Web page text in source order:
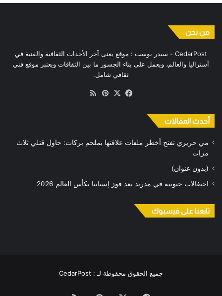
من نحن
CedarPost - سيدر بوست : موقع يعنى آخر الأحداث الثقافية والفنية في
أستراليا والعالم، ويعمل على بناء الجسور ما بين الثقافات ويعتبر موقع فني
ثقافي شامل.
فيسبوك
‫X بينتيريست
أحدث المقالات
مي حريري تفتح أخطر ملفات علاقتها بملحم بركات: حاول قتلي ثلاث
مرات
(بدون عنوان)
احتفالات جنونية في مدريد بعد فوز إسبانيا بكأس العالم 2026
تابعنا على فيسبوك
جميع الحقوق محفوظة لـ : CedarPost